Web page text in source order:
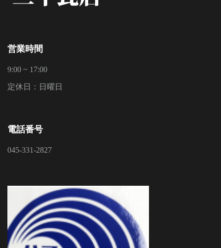
営業時間
9:00 ~ 17:00
定休日：日曜日
電話番号
045-331-2827